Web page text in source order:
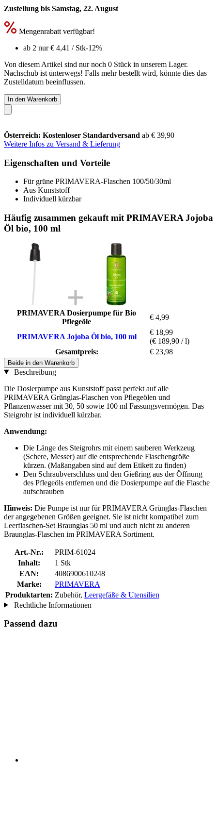
Zustellung bis Samstag, 22. August
Mengenrabatt verfügbar!
ab 2 nur€ 4,41 / Stk-12%
Von diesem Artikel sind nur noch 0 Stück in unserem Lager.
Nachschub ist unterwegs! Falls mehr bestellt wird, könnte dies das
Zustelldatum beeinflussen.
In den Warenkorb
Österreich: Kostenloser Standardversand ab € 39,90
Weitere Infos zu Versand & Lieferung
Eigenschaften und Vorteile
Für grüne PRIMAVERA-Flaschen 100/50/30ml
Aus Kunststoff
Individuell kürzbar
Häufig zusammen gekauft mit PRIMAVERA Jojoba
Öl bio, 100 ml
PRIMAVERA Dosierpumpe für Bio
Pflegeöle
€ 4,99
PRIMAVERA Jojoba Öl bio, 100 ml
€ 18,99
(€ 189,90 / l)
Gesamtpreis:
€ 23,98
Beide in den Warenkorb
Beschreibung
Die Dosierpumpe aus Kunststoff passt perfekt auf alle
PRIMAVERA Grünglas-Flaschen von Pflegeölen und
Pflanzenwasser mit 30, 50 sowie 100 ml Fassungsvermögen. Das
Steigrohr ist individuell kürzbar.
Anwendung:
Die Länge des Steigrohrs mit einem sauberen Werkzeug
(Schere, Messer) auf die entsprechende Flaschengröße
kürzen. (Maßangaben sind auf dem Etikett zu finden)
Den Schraubverschluss und den Gießring aus der Öffnung
des Pflegeöls entfernen und die Dosierpumpe auf die Flasche
aufschrauben
Hinweis: Die Pumpe ist nur für PRIMAVERA Grünglas-Flaschen
der angegebenen Größen geeignet. Sie ist nicht kompatibel zum
Leerflaschen-Set Braunglas 50 ml und auch nicht zu anderen
Braunglas-Flaschen im PRIMAVERA Sortiment.
Art.-Nr.:
PRIM-61024
Inhalt:
1 Stk
EAN:
4086900610248
Marke:
PRIMAVERA
Produktarten: Zubehör, Leergefäße & Utensilien
Rechtliche Informationen
Passend dazu